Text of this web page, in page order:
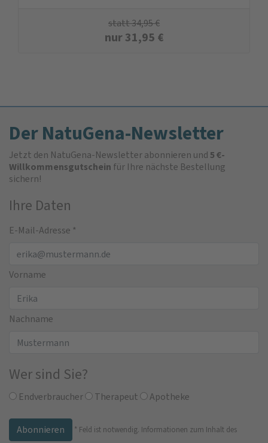
statt34,95€
nur31,95 €
Der NatuGena-Newsletter
Jetzt den NatuGena-Newsletter abonnieren und5 €-
Willkommensgutschein für Ihre nächste Bestellung
sichern!
Ihre Daten
E-Mail-Adresse *
Vorname
Nachname
Wer sind Sie?
Endverbraucher Therapeut Apotheke
* Feld ist notwendig. Informationen zum Inhalt des